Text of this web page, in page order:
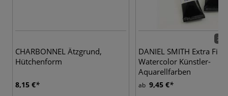
CHARBONNEL Ätzgrund,
Hütchenform
8,15 €
272
DANIEL SMITH Extra Fine
Watercolor Künstler-
Aquarellfarben
ab 9,45 €